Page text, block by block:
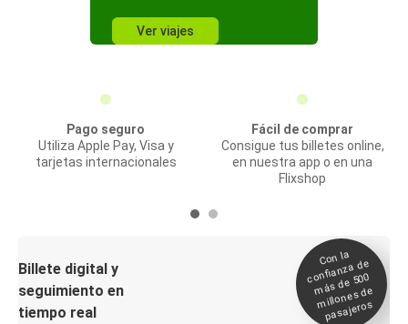
Ver viajes
Pago seguro
Utiliza Apple Pay, Visa y
tarjetas internacionales
Fácil de comprar
Consigue tus billetes online,
en nuestra app o en una
Flixshop
Billete digital y
seguimiento en
tiempo real
Con la
confianza de
más de 500
millones de
pasajeros